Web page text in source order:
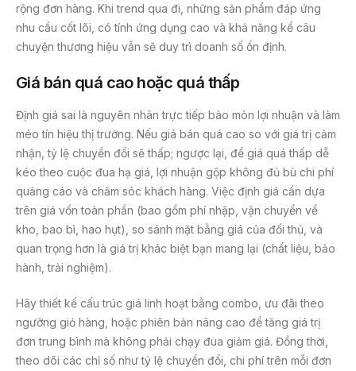
rộng đơn hàng. Khi trend qua đi, những sản phẩm đáp ứng
nhu cầu cốt lõi, có tính ứng dụng cao và khả năng kể câu
chuyện thương hiệu vẫn sẽ duy trì doanh số ổn định.
Giá bán quá cao hoặc quá thấp
Định giá sai là nguyên nhân trực tiếp bào mòn lợi nhuận và làm
méo tín hiệu thị trường. Nếu giá bán quá cao so với giá trị cảm
nhận, tỷ lệ chuyển đổi sẽ thấp; ngược lại, để giá quá thấp dễ
kéo theo cuộc đua hạ giá, lợi nhuận gộp không đủ bù chi phí
quảng cáo và chăm sóc khách hàng. Việc định giá cần dựa
trên giá vốn toàn phần (bao gồm phí nhập, vận chuyển về
kho, bao bì, hao hụt), so sánh mặt bằng giá của đối thủ, và
quan trọng hơn là giá trị khác biệt bạn mang lại (chất liệu, bảo
hành, trải nghiệm).
Hãy thiết kế cấu trúc giá linh hoạt bằng combo, ưu đãi theo
ngưỡng giỏ hàng, hoặc phiên bản nâng cao để tăng giá trị
đơn trung bình mà không phải chạy đua giảm giá. Đồng thời,
theo dõi các chỉ số như tỷ lệ chuyển đổi, chi phí trên mỗi đơn